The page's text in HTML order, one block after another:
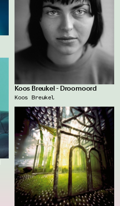
Koos Breukel - Droomoord
Koos Breukel